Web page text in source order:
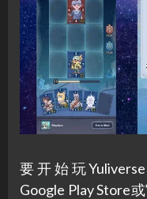
要开始玩
Google Play Store